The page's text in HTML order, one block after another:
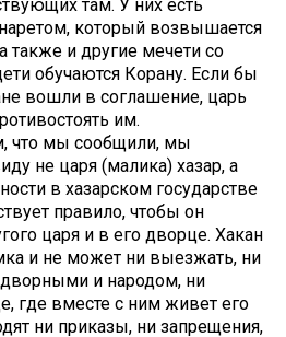
там. У них есть
который возвышается
также и другие мечети со
обучаются Корану. Если бы
вошли в соглашение, царь
им.
что мы сообщили, мы
не царя (малика) хазар, а
в хазарском государстве
правило, чтобы он
царя и в его дворце. Хакан
и не может ни выезжать, ни
и народом, ни
где вместе с ним живет его
ни приказы, ни запрещения,